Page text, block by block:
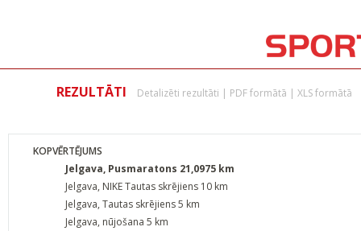
REZULTĀTI Detalizēti rezultāti | PDF formātā | XLS formātā
KOPVĒRTĒJUMS
Jelgava, Pusmaratons 21,0975 km
Jelgava, NIKE Tautas skrējiens 10 km
Jelgava, Tautas skrējiens 5 km
Jelgava, nūjošana 5 km